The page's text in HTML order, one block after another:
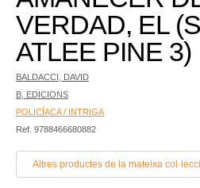
VERDAD, EL
ATLEE PINE 3)
BALDACCI, DAVID
B, EDICIONS
POLICÍACA / INTRIGA
Ref. 9788466680882
Altres productes de la mateixa